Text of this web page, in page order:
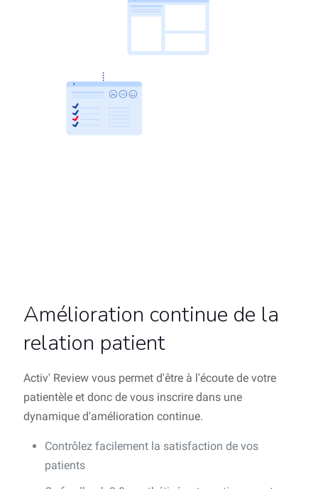
Amélioration continue de la
relation patient
Activ' Review vous permet d'être à l'écoute de votre
patientèle et donc de vous inscrire dans une
dynamique d'amélioration continue.
Contrôlez facilement la satisfaction de vos
patients